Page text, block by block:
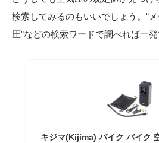
検索してみるのもいいでしょう。“
圧”などの検索ワードで調べれば一発
キジマ(Kijima) バイク バイク